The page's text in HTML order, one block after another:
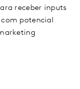
receber inputs
potencial